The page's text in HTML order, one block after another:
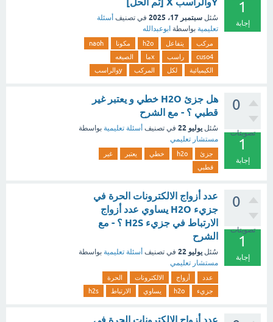
1
إجابة
سُئل سبتمبر 17، 2025 في تصنيف أسئلة
تعليمية بواسطة ابوعبدالله
مركب يتفاعل h2o مكونا
naoh
cuso4
راسب xما
الصيغه
الكيميائية
لكل المركب yوالراسب
0
تصويتات
1
إجابة
هل جزئ H2O خطي و يعتبر غير
قطبي ؟ - مع الشرح
سُئل يوليو 22 في تصنيف أسئلة تعليمية بواسطة
مستشار تعليمي
جزئ h2o خطي يعتبر
غير
قطبي
0
تصويتات
1
إجابة
عدد أزواج الالكترونات الحرة في
جزيء H2O يساوي عدد أزواج
الارتباط في جزيء H2S ؟ - مع
الشرح
سُئل يوليو 22 في تصنيف أسئلة تعليمية بواسطة
مستشار تعليمي
عدد أزواج الالكترونات
الحرة
جزيء
h2o يساوي الارتباط h2s